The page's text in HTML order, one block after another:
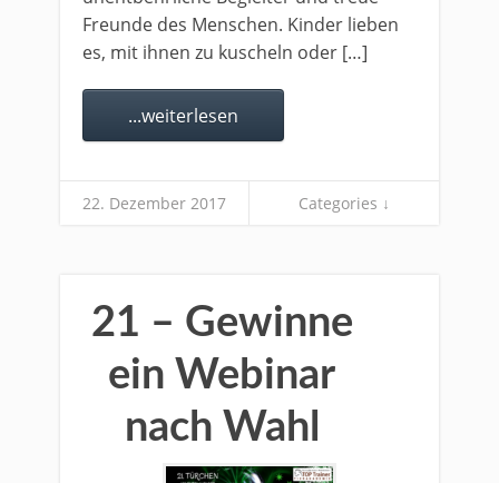
Freunde des Menschen. Kinder lieben
es, mit ihnen zu kuscheln oder […]
...weiterlesen
22. Dezember 2017 Categories ↓
21 – Gewinne
ein Webinar
nach Wahl